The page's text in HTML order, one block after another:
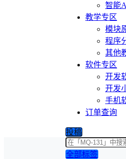
智能
教学专区
模块
程序
其他
软件专区
开发
开发
手机
订单查询
投稿
全部标签